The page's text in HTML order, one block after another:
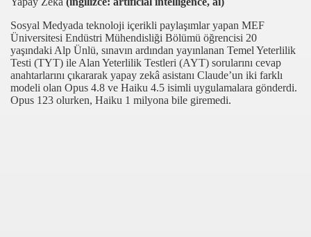
Sosyal Medyada teknoloji içerikli paylaşımlar yapan MEF
Üniversitesi Endüstri Mühendisliği Bölümü öğrencisi 20
yaşındaki Alp Ünlü, sınavın ardından yayınlanan Temel Yeterlilik
Testi (TYT) ile Alan Yeterlilik Testleri (AYT) sorularını cevap
anahtarlarını çıkararak yapay zekâ asistanı Claude’un iki farklı
modeli olan Opus 4.8 ve Haiku 4.5 isimli uygulamalara gönderdi.
Opus 123 olurken, Haiku 1 milyona bile giremedi.
Ile Yenileniyor
Topraklarina Ulasti